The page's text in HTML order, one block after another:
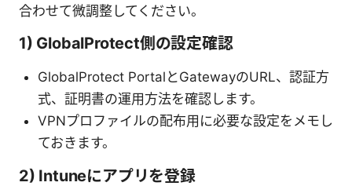
合わせて微調整してください。
1) GlobalProtect側の設定確認
GlobalProtect PortalとGatewayのURL、認証方
式、証明書の運用方法を確認します。
VPNプロファイルの配布用に必要な設定をメモし
ておきます。
2) Intuneにアプリを登録